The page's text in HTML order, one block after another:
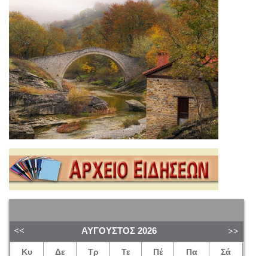
ΑΎΓΟΥΣΤΟΣ 2026
Κυ Δε Τρ Τε Πέ Πα Σά